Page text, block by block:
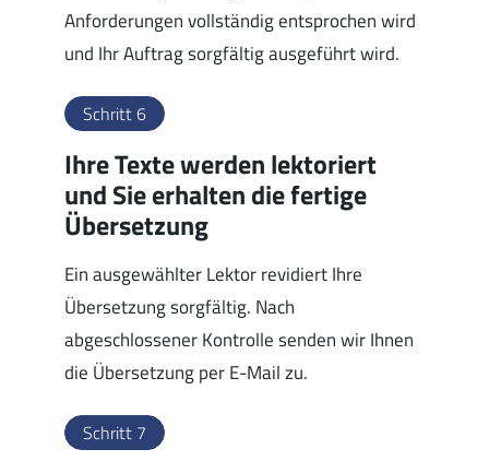
Anforderungen vollständig entsprochen wird
und Ihr Auftrag sorgfältig ausgeführt wird.
Schritt 6
Ihre Texte werden lektoriert
und Sie erhalten die fertige
Übersetzung
Ein ausgewählter Lektor revidiert Ihre
Übersetzung sorgfältig. Nach
abgeschlossener Kontrolle senden wir Ihnen
die Übersetzung per E-Mail zu.
Schritt 7